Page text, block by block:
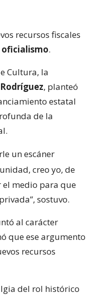
recursos fiscales
oficialismo.
Cultura, la
, planteó
estatal
de la
un escáner
creo yo, de
el medio para que
sostuvo.
al carácter
que ese argumento
recursos
del rol histórico